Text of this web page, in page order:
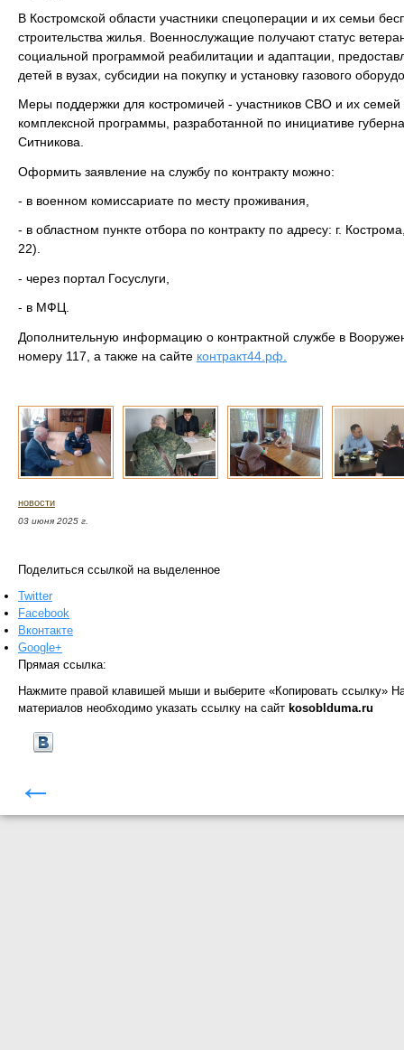
В Костромской области участники спецоперации и их семьи
строительства жилья. Военнослужащие получают статус
социальной программой реабилитации и адаптации,
детей в вузах, субсидии на покупку и установку газового
Меры поддержки для костромичей - участников СВО и их
комплексной программы, разработанной по инициативе
Ситникова.
Оформить заявление на службу по контракту можно:
- в военном комиссариате по месту проживания,
- в областном пункте отбора по контракту по адресу: г.
22).
- через портал Госуслуги,
- в МФЦ.
Дополнительную информацию о контрактной службе в
номеру 117, а также на сайте контракт44.рф.
новости
03 июня 2025 г.
Поделиться ссылкой на выделенное
Twitter
Facebook
Вконтакте
Google+
Прямая ссылка:
Нажмите правой клавишей мыши и выберите «Копировать ссылку»
материалов необходимо указать ссылку на сайт kosoblduma.ru
←